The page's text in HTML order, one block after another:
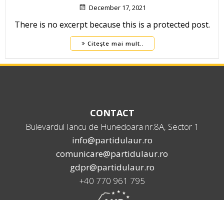
December 17, 2021
There is no excerpt because this is a protected post.
Citește mai mult..
CONTACT
Bulevardul Iancu de Hunedoara nr.8A, Sector 1
info@partidulaur.ro
comunicare@partidulaur.ro
gdpr@partidulaur.ro
+40 770 961 795